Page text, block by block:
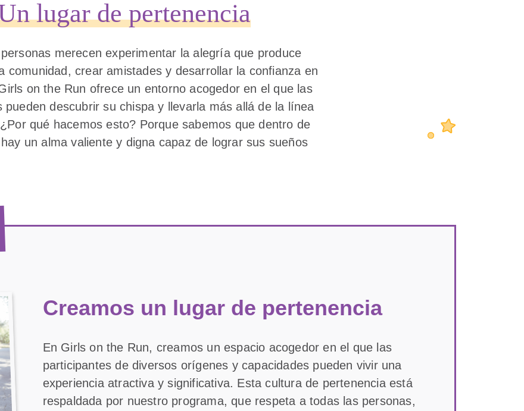
lugar de pertenencia
merecen experimentar la alegría que produce
comunidad, crear amistades y desarrollar la confianza en
on the Run ofrece un entorno acogedor en el que las
pueden descubrir su chispa y llevarla más allá de la línea
qué hacemos esto? Porque sabemos que dentro de
un alma valiente y digna capaz de lograr sus sueños
Creamos un lugar de pertenencia
En Girls on the Run, creamos un espacio acogedor en el que las
participantes de diversos orígenes y capacidades pueden vivir una
experiencia atractiva y significativa. Esta cultura de pertenencia está
respaldada por nuestro programa, que respeta a todas las personas,